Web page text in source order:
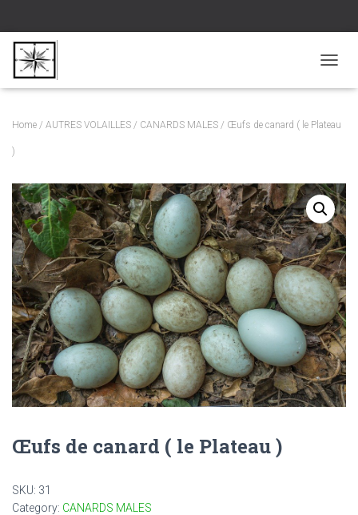
É
A
N
A
V
I
G
A
T
I
O
N
Home / AUTRES VOLAILLES / CANARDS MALES / Œufs de canard ( le Plateau
)
Œufs de canard ( le Plateau )
SKU: 31
Category: CANARDS MALES